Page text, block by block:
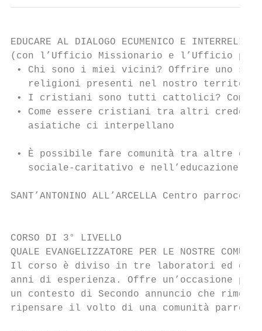
EDUCARE AL DIALOGO ECUMENICO E
(con l’Ufficio Missionario e l’Ufficio per
• Chi sono i miei vicini? Offrire uno
   religioni presenti nel nostro territorio
• I cristiani sono tutti cattolici?
• Come essere cristiani tra altri
   asiatiche ci interpellano
• È possibile fare comunità tra altre
   sociale-caritativo e nell’educazione
SANT’ANTONINO ALL’ARCELLA Centro
CORSO DI 3° LIVELLO
QUALE EVANGELIZZATORE PER LE NOSTRE
Il corso è diviso in tre laboratori ed è
anni di esperienza. Offre un’occasione
un contesto di Secondo annuncio che
ripensare il volto di una comunità